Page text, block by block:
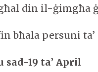
din il-ġimgħa
bħala persuni
sad-19 ta’ April